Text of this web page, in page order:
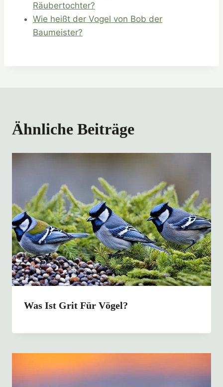
Räubertochter?
Wie heißt der Vogel von Bob der
Baumeister?
Ähnliche Beiträge
Was Ist Grit Für Vögel?